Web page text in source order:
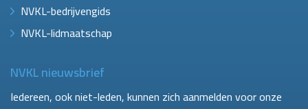
NVKL-bedrijvengids
NVKL-lidmaatschap
NVKL nieuwsbrief
Iedereen, ook niet-leden, kunnen zich aanmelden voor onze